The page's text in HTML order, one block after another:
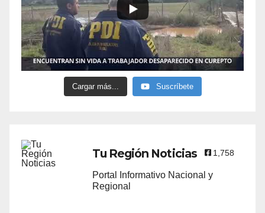
Cargar más... Suscríbete
Tu Región Noticias 1,758
Portal Informativo Nacional y
Regional